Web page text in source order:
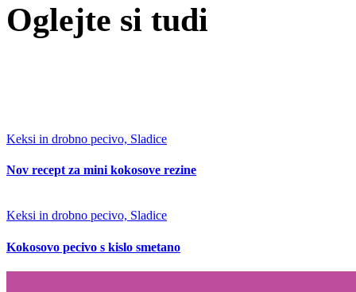
Oglejte si tudi
Keksi in drobno pecivo, Sladice
Nov recept za mini kokosove rezine
Keksi in drobno pecivo, Sladice
Kokosovo pecivo s kislo smetano